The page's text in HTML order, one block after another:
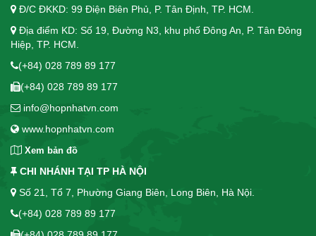
Đ/C ĐKKD: 99 Điện Biên Phủ, P. Tân Định, TP. HCM.
Địa điểm KD: Số 19, Đường N3, khu phố Đông An, P. Tân Đông
Hiệp, TP. HCM.
(+84) 028 789 89 177
(+84) 028 789 89 177
info@hopnhatvn.com
www.hopnhatvn.com
Xem bản đồ
CHI NHÁNH TẠI TP HÀ NỘI
Số 21, Tổ 7, Phường Giang Biên, Long Biên, Hà Nội.
(+84) 028 789 89 177